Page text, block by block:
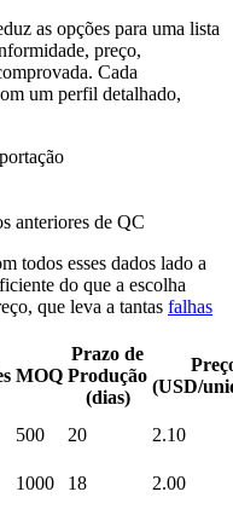
as opções para uma lista
preço,
Cada
um perfil detalhado,
anteriores de QC
todos esses dados lado a
do que a escolha
que leva a tantas falhas
MOQ
Prazo de
Produção
(dias)
(USD/
500 20
2.10
1000 18
2.00